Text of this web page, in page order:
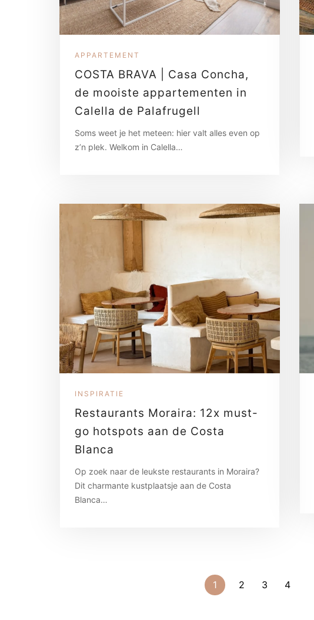
APPARTEMENT
COSTA BRAVA | Casa Concha,
de mooiste appartementen in
Calella de Palafrugell
Soms weet je het meteen: hier valt alles even op
z’n plek. Welkom in Calella…
INSPIRATIE
Restaurants Moraira: 12x must-
go hotspots aan de Costa
Blanca
Op zoek naar de leukste restaurants in Moraira?
Dit charmante kustplaatsje aan de Costa
Blanca…
1 2 3 4